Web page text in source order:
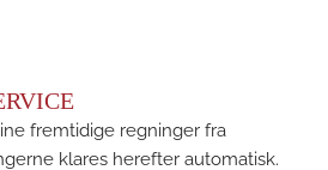
fremtidige regninger fra
klares herefter automatisk.